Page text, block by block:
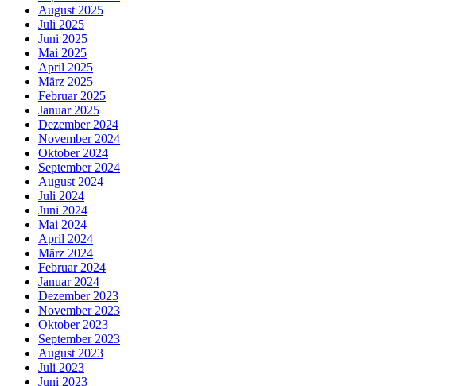
August 2025
Juli 2025
Juni 2025
Mai 2025
April 2025
März 2025
Februar 2025
Januar 2025
Dezember 2024
November 2024
Oktober 2024
September 2024
August 2024
Juli 2024
Juni 2024
Mai 2024
April 2024
März 2024
Februar 2024
Januar 2024
Dezember 2023
November 2023
Oktober 2023
September 2023
August 2023
Juli 2023
Juni 2023